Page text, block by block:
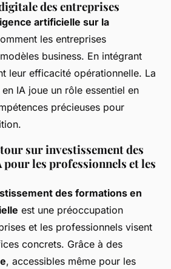
des entreprises
artificielle sur la
les entreprises
business. En intégrant
leur efficacité opérationnelle. La
IA joue un rôle essentiel en
précieuses pour
sur investissement des
les professionnels et les
des formations en
est une préoccupation
et les professionnels visent
concrets. Grâce à des
, accessibles même pour les